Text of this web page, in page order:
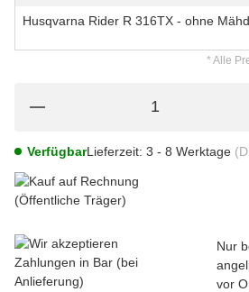
Husqvarna Rider R 316TX - ohne
* Alle
VerfügbarLieferzeit: 3 - 8 Werktage
Nur
vor